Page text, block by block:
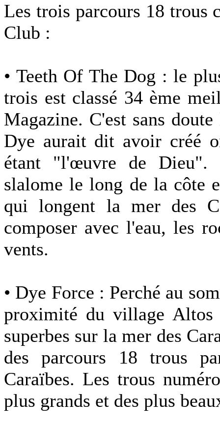
Les trois parcours 18 trous
Club :
• Teeth Of The Dog : le
trois est classé 34 ème
Magazine. C'est sans
Dye aurait dit avoir créé
étant "l'œuvre de Dieu".
slalome le long de la côte
qui longent la mer des
composer avec l'eau, les
vents.
• Dye Force : Perché au
proximité du village Altos
superbes sur la mer des
des parcours 18 trous
Caraïbes. Les trous
plus grands et des plus